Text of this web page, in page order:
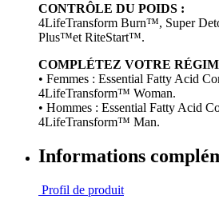
CONTRÔLE DU POIDS :
4LifeTransform Burn™, Super
Plus™et RiteStart™.
COMPLÉTEZ VOTRE
• Femmes : Essential Fatty Acid
4LifeTransform™ Woman.
• Hommes : Essential Fatty Acid
4LifeTransform™ Man.
Informations
Profil de produit